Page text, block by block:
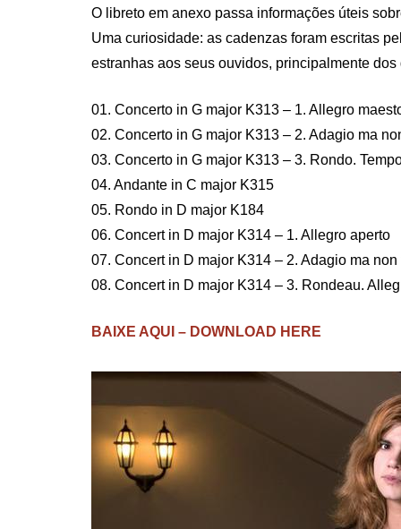
O libreto em anexo passa informações úteis
Uma curiosidade: as cadenzas foram escritas
estranhas aos seus ouvidos, principalmente
01. Concerto in G major K313 – 1. Allegro
02. Concerto in G major K313 – 2. Adagio ma
03. Concerto in G major K313 – 3. Rondo.
04. Andante in C major K315
05. Rondo in D major K184
06. Concert in D major K314 – 1. Allegro aperto
07. Concert in D major K314 – 2. Adagio ma non
08. Concert in D major K314 – 3. Rondeau.
BAIXE AQUI – DOWNLOAD HERE